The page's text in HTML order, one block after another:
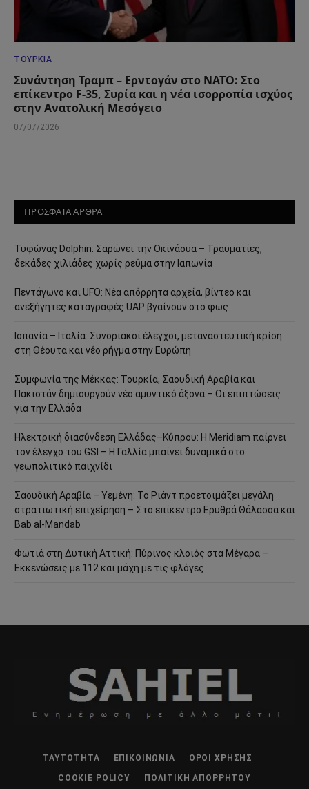
ΤΟΥΡΚΊΑ
Συνάντηση Τραμπ – Ερντογάν στο ΝΑΤΟ: Στο
επίκεντρο F-35, Συρία και η νέα ισορροπία ισχύος
στην Ανατολική Μεσόγειο
07/07/2026
ΠΡΟΣΦΑΤΑ ΑΡΘΡΑ
Τυφώνας Dolphin: Σαρώνει την Οκινάουα – Τραυματίες,
δεκάδες χιλιάδες χωρίς ρεύμα στην Ιαπωνία
Πεντάγωνο και UFO: Νέα απόρρητα αρχεία, βίντεο και
ανεξήγητες καταγραφές UAP βγαίνουν στο φως
Ισπανία – Ιταλία: Συνοριακοί έλεγχοι, μεταναστευτική κρίση
στη Θέουτα και νέο ρήγμα στην Ευρώπη
Συμφωνία της Μέκκας: Τουρκία, Σαουδική Αραβία και
Πακιστάν δημιουργούν νέο αμυντικό άξονα – Οι επιπτώσεις
για την Ελλάδα
Ηλεκτρική διασύνδεση Ελλάδας–Κύπρου: Η Meridiam παίρνει
τον έλεγχο του GSI – Η Γαλλία μπαίνει δυναμικά στο
γεωπολιτικό παιχνίδι
Σαουδική Αραβία – Υεμένη: Το Ριάντ προετοιμάζει μεγάλη
στρατιωτική επιχείρηση – Στο επίκεντρο Ερυθρά Θάλασσα και
Bab al-Mandab
Φωτιά στη Δυτική Αττική: Πύρινος κλοιός στα Μέγαρα –
Εκκενώσεις με 112 και μάχη με τις φλόγες
ΤΑΥΤΌΤΗΤΑ ΕΠΙΚΟΙΝΩΝΊΑ ΌΡΟΙ ΧΡΉΣΗΣ
COOKIE POLICY ΠΟΛΙΤΙΚΉ ΑΠΟΡΡΉΤΟΥ